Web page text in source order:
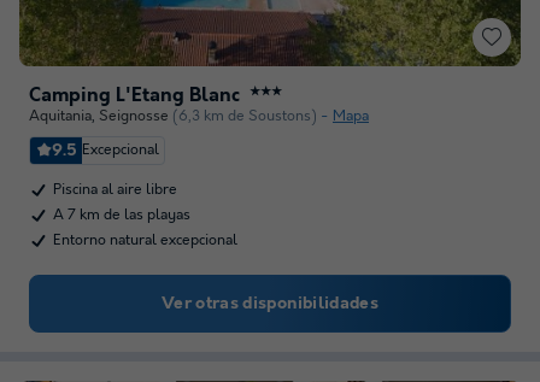
Camping L'Etang Blanc ★★★
Aquitania, Seignosse (6,3 km de Soustons) Mapa
9.5 Excepcional
Piscina al aire libre
A 7 km de las playas
Entorno natural excepcional
Ver otras disponibilidades